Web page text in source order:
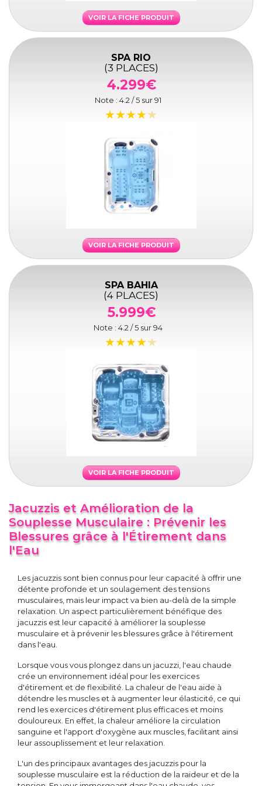
VOIR LA FICHE PRODUIT
SPA RIO
(3 PLACES)
4.299€
Note : 4.2 / 5 sur91
VOIR LA FICHE PRODUIT
SPA BAHIA
(4 PLACES)
5.999€
Note : 4.2 / 5 sur94
VOIR LA FICHE PRODUIT
Jacuzzis et Amélioration de la
Souplesse Musculaire : Prévenir les
Blessures grâce à l'Étirement dans
l'Eau
Les jacuzzis sont bien connus pour leur capacité à offrir une
détente profonde et un soulagement des tensions
musculaires, mais leur impact va bien au-delà de la simple
relaxation. Un aspect particulièrement bénéfique des
jacuzzis est leur capacité à améliorer la souplesse
musculaire et à prévenir les blessures grâce à l'étirement
dans l'eau.
Lorsque vous vous plongez dans un jacuzzi, l'eau chaude
crée un environnement idéal pour les exercices
d'étirement et de flexibilité. La chaleur de l'eau aide à
détendre les muscles et à augmenter leur élasticité, ce qui
rend les exercices d'étirement plus efficaces et moins
douloureux. En effet, la chaleur améliore la circulation
sanguine et l'apport d'oxygène aux muscles, facilitant ainsi
leur assouplissement et leur relaxation.
L'un des principaux avantages des jacuzzis pour la
souplesse musculaire est la réduction de la raideur et de la